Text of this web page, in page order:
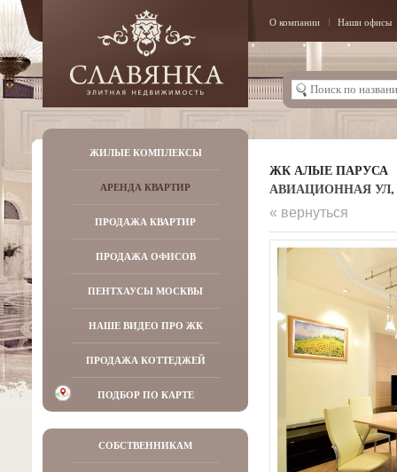
О компании Наши офисы
ЖИЛЫЕ КОМПЛЕКСЫ
АРЕНДА КВАРТИР
ПРОДАЖА КВАРТИР
ПРОДАЖА ОФИСОВ
ПЕНТХАУСЫ МОСКВЫ
НАШЕ ВИДЕО ПРО ЖК
ПРОДАЖА КОТТЕДЖЕЙ
ПОДБОР ПО КАРТЕ
СОБСТВЕННИКАМ
ЖК АЛЫЕ ПАРУСА
АВИАЦИОННАЯ УЛ,
« вернуться